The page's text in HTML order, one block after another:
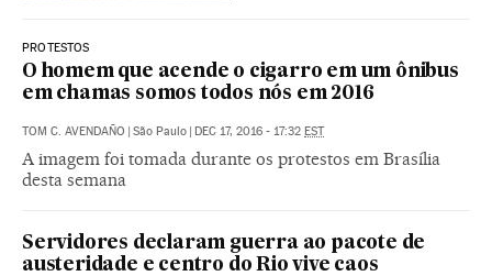
PROTESTOS
O homem que acende o cigarro em um ônibus
em chamas somos todos nós em 2016
TOM C. AVENDAÑO | São Paulo | DEC 17, 2016 - 17:32 EST
A imagem foi tomada durante os protestos em Brasília
desta semana
Servidores declaram guerra ao pacote de
austeridade e centro do Rio vive caos